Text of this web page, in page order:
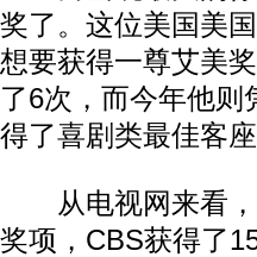
奖了。这位美国美
想要获得一尊艾美
了6次，而今年他则
得了喜剧类最佳客
从电视网来看，
奖项，CBS获得了